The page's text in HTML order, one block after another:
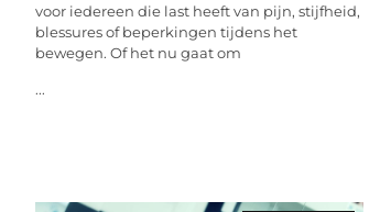
voor iedereen die last heeft van pijn, stijfheid,
blessures of beperkingen tijdens het
bewegen. Of het nu gaat om
...